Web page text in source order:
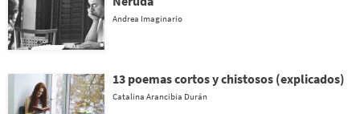
Andrea Imaginario
13 poemas cortos y chistosos (explicados)
Catalina Arancibia Durán